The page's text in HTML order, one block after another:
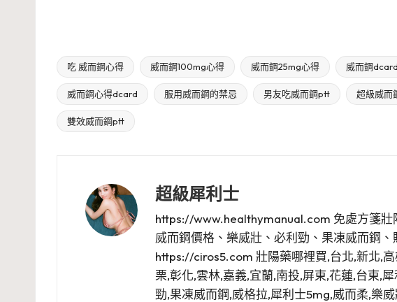
Tags:
吃 威而鋼心得 威而鋼100mg心得 威而鋼25mg心得 威而鋼dcard
威而鋼心得dcard 服用威而鋼的禁忌 男友吃威而鋼ptt 超級威而
雙效威而鋼ptt
超級犀利士
https://www.healthymanual.com 免處方箋
威而鋼價格、樂威壯、必利勁、果凍威而鋼
https://ciros5.com 壯陽藥哪裡買,台北,新北,
栗,彰化,雲林,嘉義,宜蘭,南投,屏東,花蓮,台東,
勁,果凍威而鋼,威格拉,犀利士5mg,威而柔,樂